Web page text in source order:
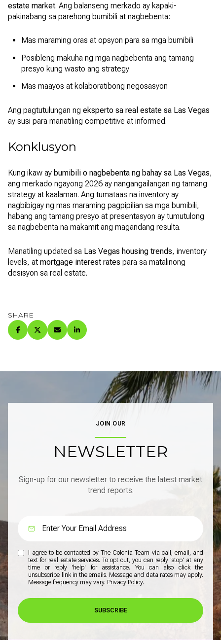
estate market. Ang balanseng merkado ay kapaki-
pakinabang sa parehong bumibili at nagbebenta:
Mas maraming oras at opsyon para sa mga bumibili
Posibleng makuha ng mga nagbebenta ang tamang
presyo kung wasto ang strategy
Mas maayos at kolaboratibong negosasyon
Ang pagtutulungan ng eksperto sa real estate sa Las Vegas
ay susi para manatiling competitive at informed.
Konklusyon
Kung ikaw ay bumibili o nagbebenta ng bahay sa Las Vegas,
ang merkado ngayong 2026 ay nangangailangan ng tamang
strategy at kaalaman. Ang tumataas na inventory ay
nagbibigay ng mas maraming pagpipilian sa mga bumibili,
habang ang tamang presyo at presentasyon ay tumutulong
sa nagbebenta na makamit ang magandang resulta.
Manatiling updated sa Las Vegas housing trends, inventory
levels, at mortgage interest rates para sa matalinong
desisyon sa real estate.
SHARE
JOIN OUR
NEWSLETTER
Sign-up for our newsletter to receive the latest market
trend reports.
I agree to be contacted by The Colonia Team via call, email, and
text for real estate services. To opt out, you can reply 'stop' at any
time or reply 'help' for assistance. You can also click the
unsubscribe link in the emails. Message and data rates may apply.
Message frequency may vary. Privacy Policy.
SUBSCRIBE